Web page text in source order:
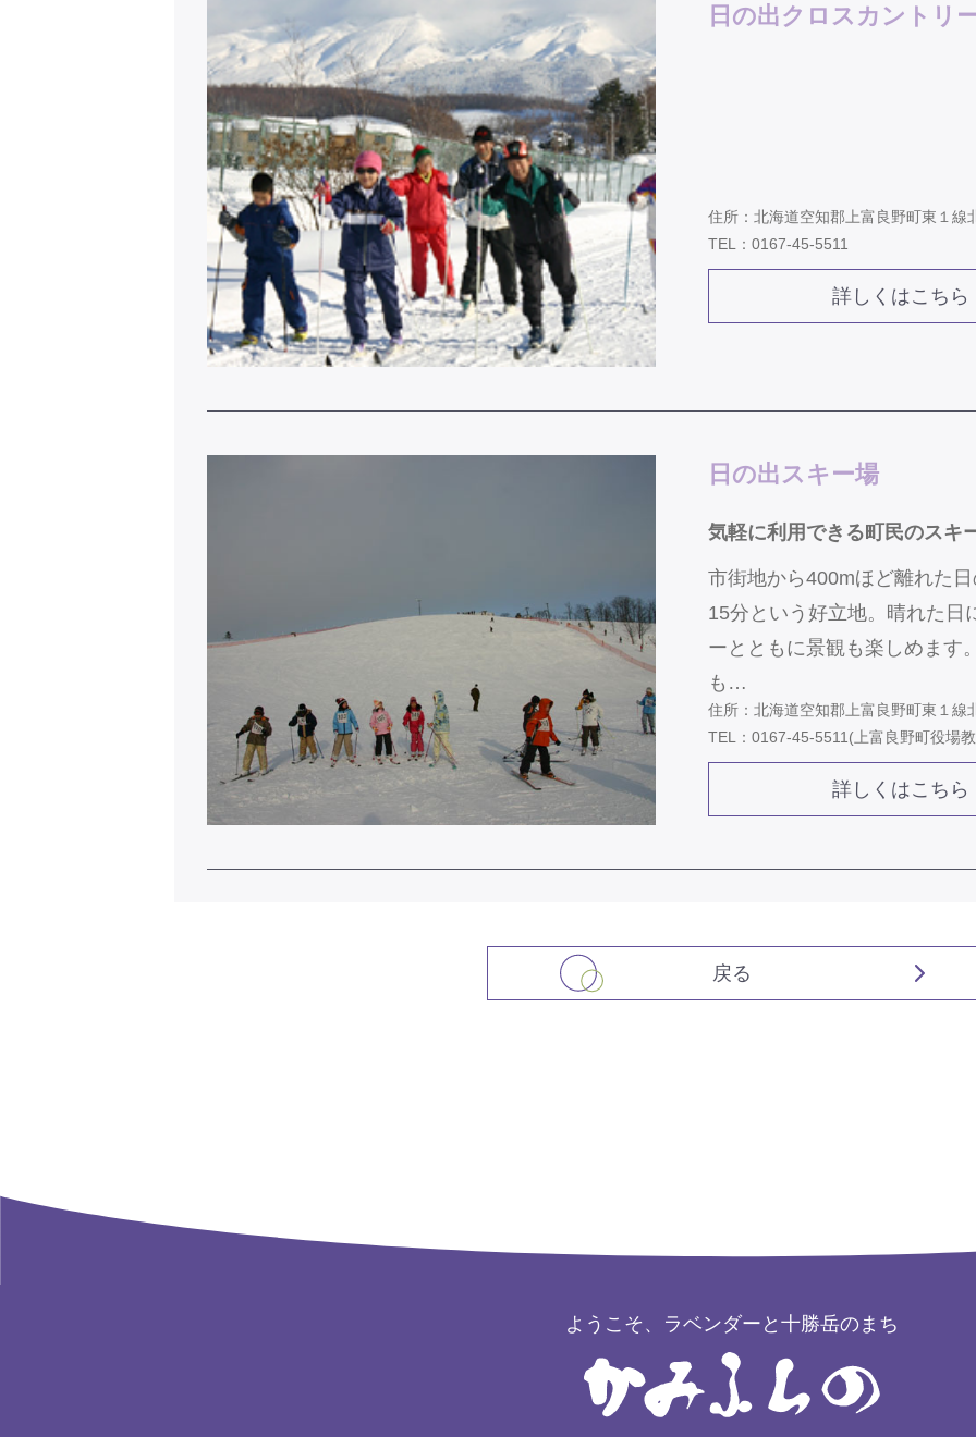
日の出クロスカントリ
住所：北海道空知郡上富良野町東１線
TEL：0167-45-5511
詳しくはこちら
日の出スキー場
気軽に利用できる町民のスキ
市街地から400mほど離れた
15分という好立地。晴れた日
ーとともに景観も楽しめます
も…
住所：北海道空知郡上富良野町東１線
TEL：0167-45-5511(上富良野町役場
詳しくはこちら
戻る
ようこそ、ラベンダーと十勝岳のまち